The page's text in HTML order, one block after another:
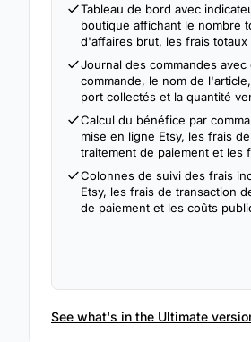
Tableau de bord avec
boutique affichant le nombre
d'affaires brut, les frais
Journal des commandes
commande, le nom de
port collectés et la quantité
Calcul du bénéfice par
mise en ligne Etsy, les frais
traitement de paiement et les
Colonnes de suivi des frais
Etsy, les frais de transaction
de paiement et les coûts
See what's in the Ultimate